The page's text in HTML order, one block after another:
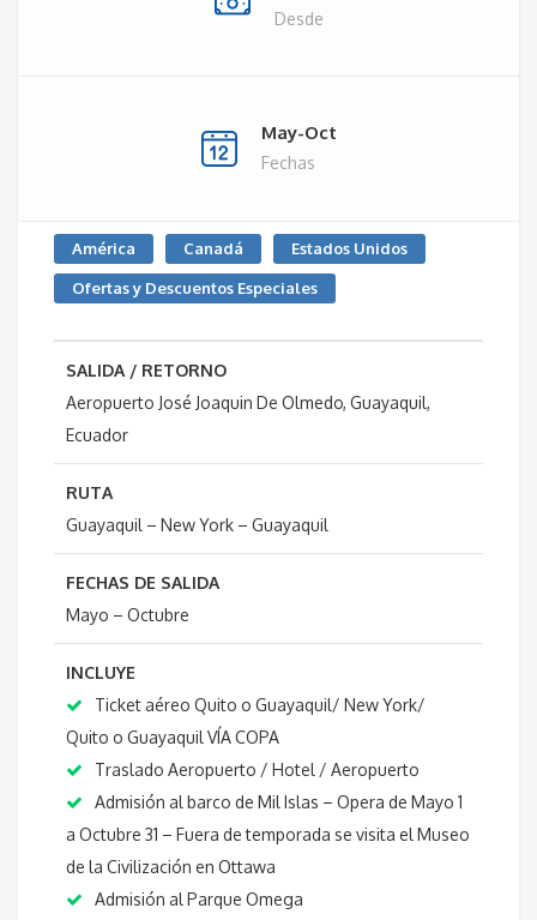
Desde
May-Oct
Fechas
América Canadá Estados Unidos
Ofertas y Descuentos Especiales
SALIDA / RETORNO
Aeropuerto José Joaquin De Olmedo, Guayaquil,
Ecuador
RUTA
Guayaquil – New York – Guayaquil
FECHAS DE SALIDA
Mayo – Octubre
INCLUYE
Ticket aéreo Quito o Guayaquil/ New York/
Quito o Guayaquil VÍA COPA
Traslado Aeropuerto / Hotel / Aeropuerto
Admisión al barco de Mil Islas – Opera de Mayo 1
a Octubre 31 – Fuera de temporada se visita el Museo
de la Civilización en Ottawa
Admisión al Parque Omega